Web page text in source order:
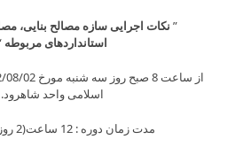
” نکات اجرایی سازه مصالح بنایی،
استانداردهای مربوطه
اسلامی واحد شاهرود.
مدت زمان دوره : 12 ساعت(2 روز) می‌باشد.